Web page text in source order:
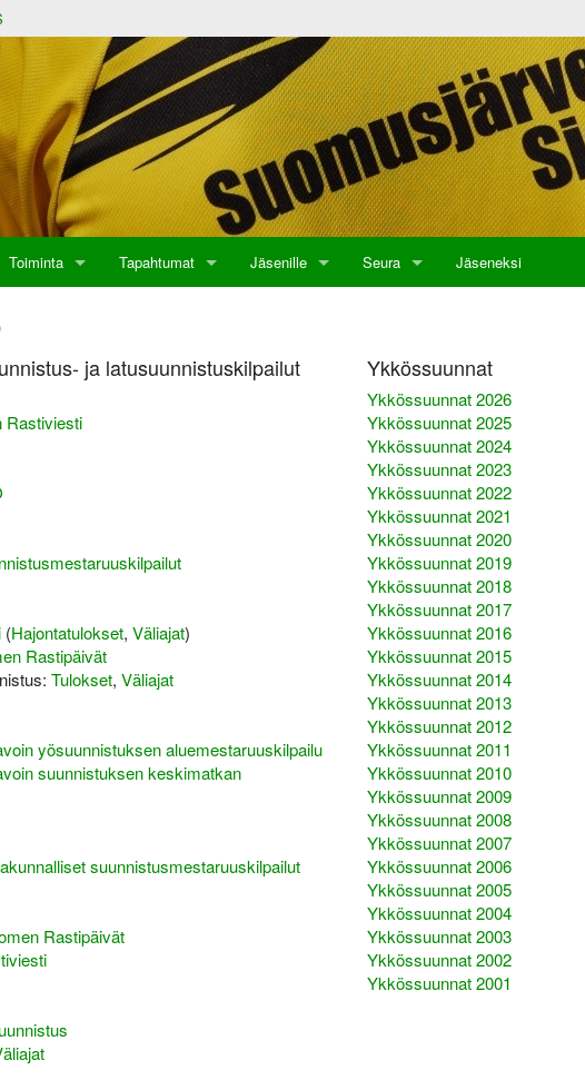
Toiminta Tapahtumat Jäsenille Seura Jäseneksi
ja latusuunnistuskilpailut
Rastiviesti
(Hajontatulokset, Väliajat)
Rastipäivät
Tulokset, Väliajat
yösuunnistuksen aluemestaruuskilpailu
suunnistuksen keskimatkan
suunnistusmestaruuskilpailut
Rastipäivät
Ykkössuunnat
Ykkössuunnat 2026
Ykkössuunnat 2025
Ykkössuunnat 2024
Ykkössuunnat 2023
Ykkössuunnat 2022
Ykkössuunnat 2021
Ykkössuunnat 2020
Ykkössuunnat 2019
Ykkössuunnat 2018
Ykkössuunnat 2017
Ykkössuunnat 2016
Ykkössuunnat 2015
Ykkössuunnat 2014
Ykkössuunnat 2013
Ykkössuunnat 2012
Ykkössuunnat 2011
Ykkössuunnat 2010
Ykkössuunnat 2009
Ykkössuunnat 2008
Ykkössuunnat 2007
Ykkössuunnat 2006
Ykkössuunnat 2005
Ykkössuunnat 2004
Ykkössuunnat 2003
Ykkössuunnat 2002
Ykkössuunnat 2001